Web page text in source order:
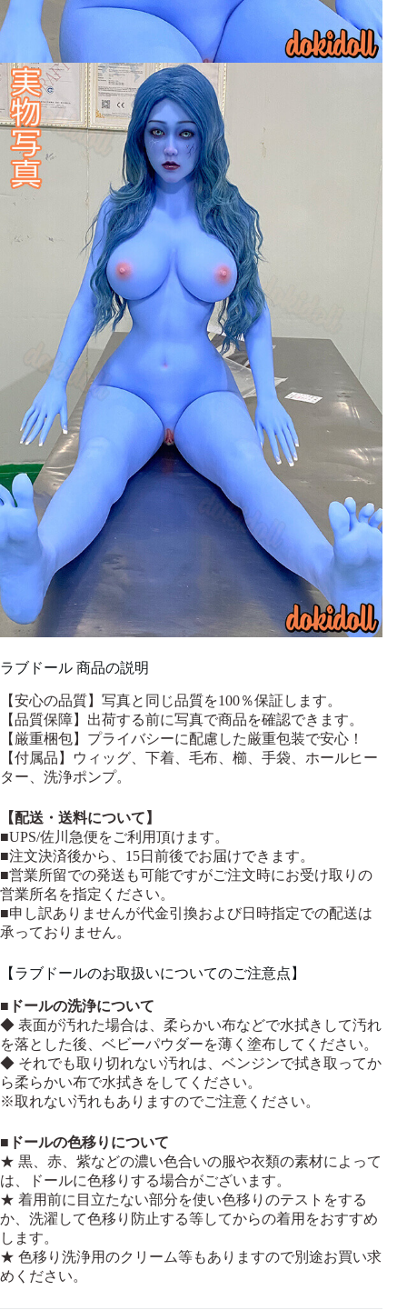
ラブドール 商品の説明
【安心の品質】写真と同じ品質を100％保証します。
【品質保障】出荷する前に写真で商品を確認できます。
【厳重梱包】プライバシーに配慮した厳重包装で安心！
【付属品】ウィッグ、下着、毛布、櫛、手袋、ホールヒー
ター、洗浄ポンプ。
【配送・送料について】
■UPS/佐川急便をご利用頂けます。
■注文決済後から、15日前後でお届けできます。
■営業所留での発送も可能ですがご注文時にお受け取りの
営業所名を指定ください。
■申し訳ありませんが代金引換および日時指定での配送は
承っておりません。
【ラブドールのお取扱いについてのご注意点】
■ ドールの洗浄について
◆ 表面が汚れた場合は、柔らかい布などで水拭きして汚れ
を落とした後、ベビーパウダーを薄く塗布してください。
◆ それでも取り切れない汚れは、ベンジンで拭き取ってか
ら柔らかい布で水拭きをしてください。
※取れない汚れもありますのでご注意ください。
■ ドールの色移りについて
★ 黒、赤、紫などの濃い色合いの服や衣類の素材によって
は、ドールに色移りする場合がございます。
★ 着用前に目立たない部分を使い色移りのテストをする
か、洗濯して色移り防止する等してからの着用をおすすめ
します。
★ 色移り洗浄用のクリーム等もありますので別途お買い求
めください。